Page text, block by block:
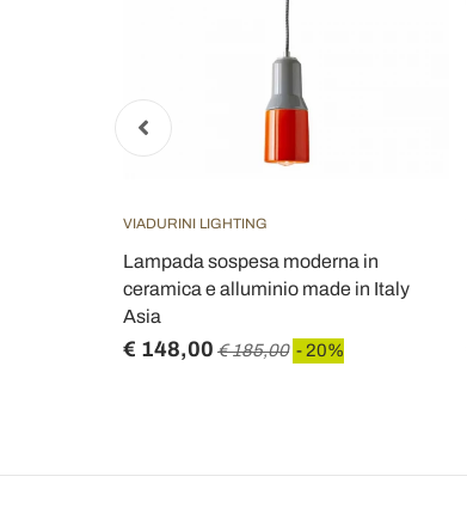
VIADURINI LIGHTING
Lampada sospesa moderna in
ceramica e alluminio made in Italy
Asia
€ 148,00 € 185,00 - 20%